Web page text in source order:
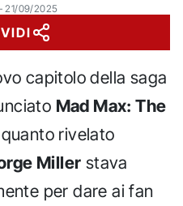
21/09/2025
capitolo della saga
Mad Max: The
rivelato
Miller stava
per dare ai fan